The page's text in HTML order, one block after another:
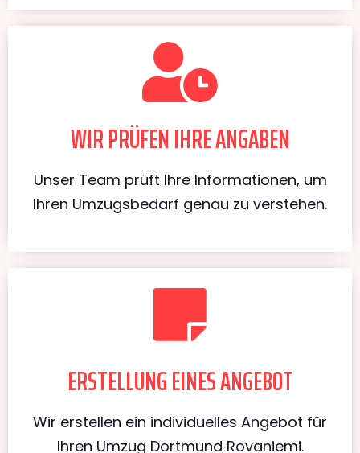
WIR PRÜFEN IHRE ANGABEN
Unser Team prüft Ihre Informationen, um
Ihren Umzugsbedarf genau zu verstehen.
ERSTELLUNG EINES ANGEBOT
Wir erstellen ein individuelles Angebot für
Ihren Umzug Dortmund Rovaniemi.